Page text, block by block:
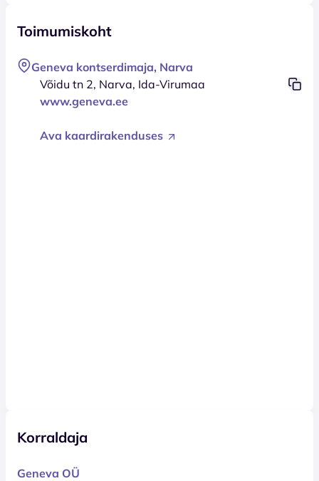
Toimumiskoht
Geneva kontserdimaja, Narva
Võidu tn 2, Narva, Ida-Virumaa
www.geneva.ee
Ava kaardirakenduses
Korraldaja
Geneva OÜ